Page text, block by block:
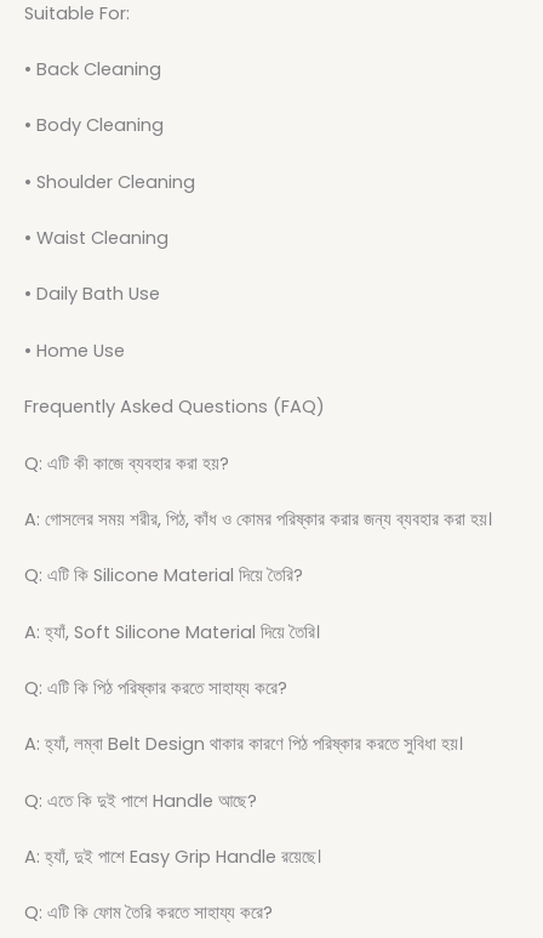
Suitable For:
• Back Cleaning
• Body Cleaning
• Shoulder Cleaning
• Waist Cleaning
• Daily Bath Use
• Home Use
Frequently Asked Questions (FAQ)
Q: এটি কী কাজে ব্যবহার করা হয়?
A: গোসলের সময় শরীর, পিঠ, কাঁধ ও কোমর পরিষ্কার করার জন্য ব্যবহার করা হয়।
Q: এটি কি Silicone Material দিয়ে তৈরি?
A: হ্যাঁ, Soft Silicone Material দিয়ে তৈরি।
Q: এটি কি পিঠ পরিষ্কার করতে সাহায্য করে?
A: হ্যাঁ, লম্বা Belt Design থাকার কারণে পিঠ পরিষ্কার করতে সুবিধা হয়।
Q: এতে কি দুই পাশে Handle আছে?
A: হ্যাঁ, দুই পাশে Easy Grip Handle রয়েছে।
Q: এটি কি ফোম তৈরি করতে সাহায্য করে?